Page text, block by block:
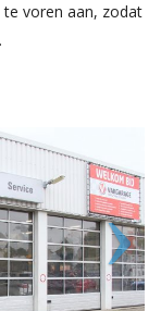
te voren aan, zodat